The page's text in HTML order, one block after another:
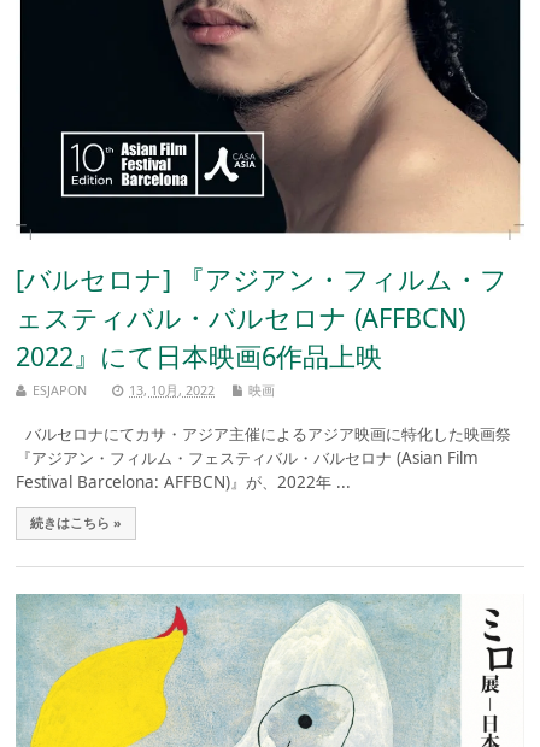
[バルセロナ] 『アジアン・フィルム・フ
ェスティバル・バルセロナ (AFFBCN)
2022』にて日本映画6作品上映
ESJAPON 13, 10月, 2022 映画
バルセロナにてカサ・アジア主催によるアジア映画に特化した映画祭
『アジアン・フィルム・フェスティバル・バルセロナ (Asian Film
Festival Barcelona: AFFBCN)』が、2022年 ...
続きはこちら »